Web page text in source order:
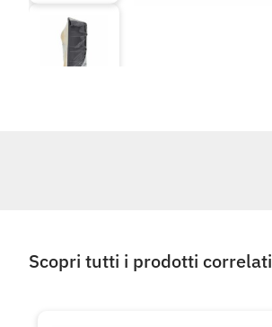
Scopri tutti i prodotti correlati